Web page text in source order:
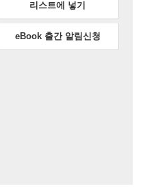
리스트에 넣기
eBook 출간 알림신청